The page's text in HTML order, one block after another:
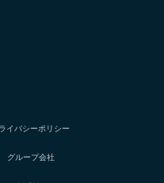
イバシーポリシー
グループ会社